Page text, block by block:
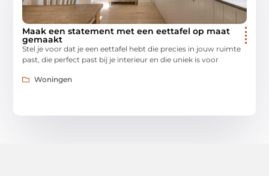
Maak een statement met een eettafel op maat
gemaakt
Stel je voor dat je een eettafel hebt die precies in jouw ruimte
past, die perfect past bij je interieur en die uniek is voor
Woningen